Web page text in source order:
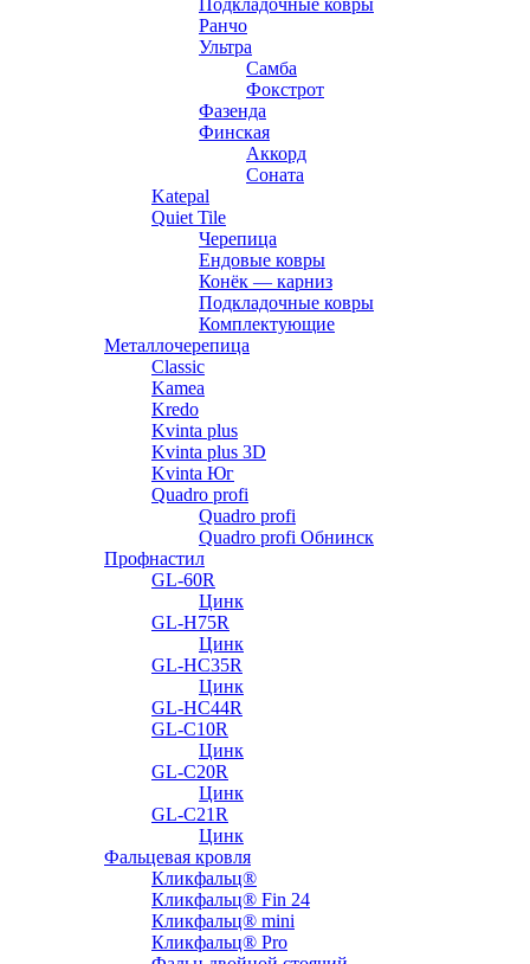
Подкладочные ковры
Ранчо
Ультра
Самба
Фокстрот
Фазенда
Финская
Аккорд
Соната
Katepal
Quiet Tile
Черепица
Ендовые ковры
Конёк — карниз
Подкладочные ковры
Комплектующие
Металлочерепица
Classic
Kamea
Kredo
Kvinta plus
Kvinta plus 3D
Kvinta Юг
Quadro profi
Quadro profi
Quadro profi Обнинск
Профнастил
GL-60R
Цинк
GL-H75R
Цинк
GL-HC35R
Цинк
GL-HC44R
GL-С10R
Цинк
GL-С20R
Цинк
GL-С21R
Цинк
Фальцевая кровля
Кликфальц®
Кликфальц® Fin 24
Кликфальц® mini
Кликфальц® Pro